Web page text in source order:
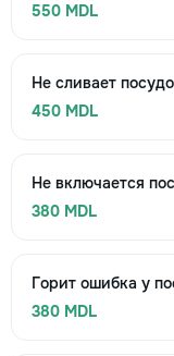
550 MDL
Не сливает
450 MDL
Не включается
380 MDL
Горит ошибка у
380 MDL